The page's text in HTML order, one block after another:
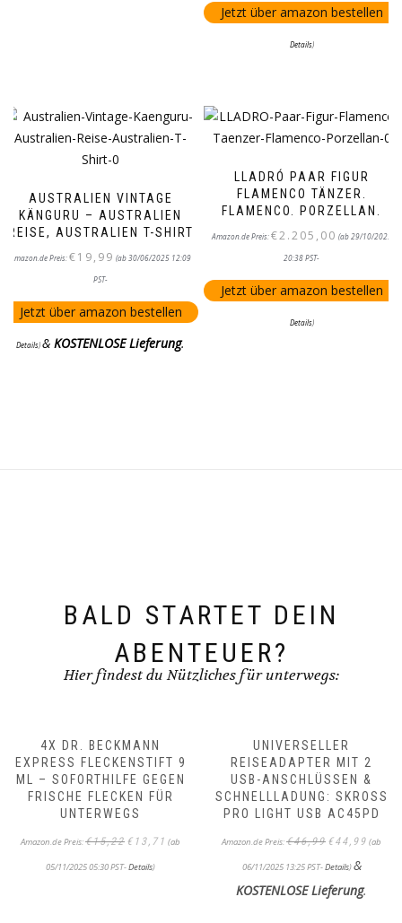
Jetzt über amazon bestellen
Details)
AUSTRALIEN VINTAGE
KÄNGURU – AUSTRALIEN
REISE, AUSTRALIEN T-SHIRT
Amazon.de Preis:€19,99 (ab 30/06/2025 12:09
PST-
Jetzt über amazon bestellen
Details)& KOSTENLOSE Lieferung.
LLADRÓ PAAR FIGUR
FLAMENCO TÄNZER.
FLAMENCO. PORZELLAN.
Amazon.de Preis:€2.205,00 (ab 29/10/2025
20:38 PST-
Jetzt über amazon bestellen
Details)
BALD STARTET DEIN
ABENTEUER?
Hier findest du Nützliches für unterwegs:
4X DR. BECKMANN
EXPRESS FLECKENSTIFT 9
ML – SOFORTHILFE GEGEN
FRISCHE FLECKEN FÜR
UNTERWEGS
Amazon.de Preis:€15,22
war:
€ 13,71
Preis
(ab
05/11/2025 05:30 PST-Details)
UNIVERSELLER
REISEADAPTER MIT 2
USB-ANSCHLÜSSEN &
SCHNELLLADUNG: SKROSS
PRO LIGHT USB AC45PD
Amazon.de Preis:€46,99
war:
€44,99
Preis
(ab
06/11/2025 13:25 PST-Details)&
KOSTENLOSE Lieferung.